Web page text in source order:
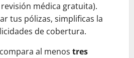
médica gratuita).
tus pólizas, simplificas la
de cobertura.
al menos tres